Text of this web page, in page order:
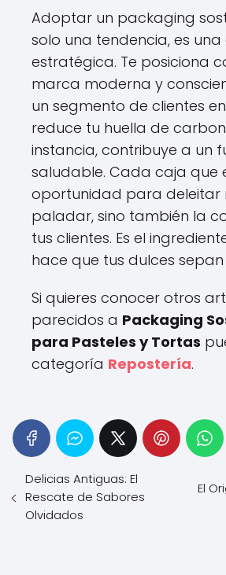
Adoptar un packaging
solo una tendencia, es una
estratégica. Te posiciona
marca moderna y
un segmento de clientes
reduce tu huella de
instancia, contribuye a un
saludable. Cada caja que
oportunidad para deleitar
paladar, sino también la
tus clientes. Es el
hace que tus dulces
Si quieres conocer otros
parecidos a Packaging
para Pasteles y Tortas
categoría Repostería.
Delicias Antiguas: El
Rescate de Sabores
Olvidados
El